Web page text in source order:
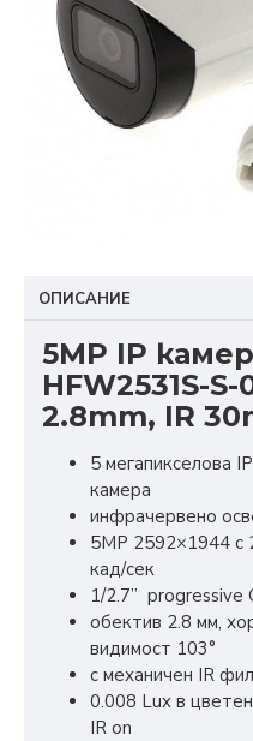
ОПИСАНИЕ
5MP IP
HFW2531S-
2.8mm, IR
5 мегапикселова
камера
инфрачервено
5MP 2592×1944 с
кад/сек
1/2.7” progressive
обектив 2.8 мм,
видимост 103°
с механичен IR
0.008 Lux в
IR on